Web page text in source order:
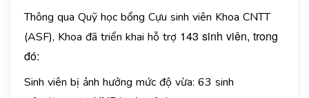
Thông qua Quỹ học bổng Cựu sinh viên Khoa CNTT
(ASF), Khoa đã triển khai hỗ trợ 143 sinh viên, trong
đó:
Sinh viên bị ảnh hưởng mức độ vừa: 63 sinh